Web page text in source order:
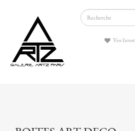
Vos